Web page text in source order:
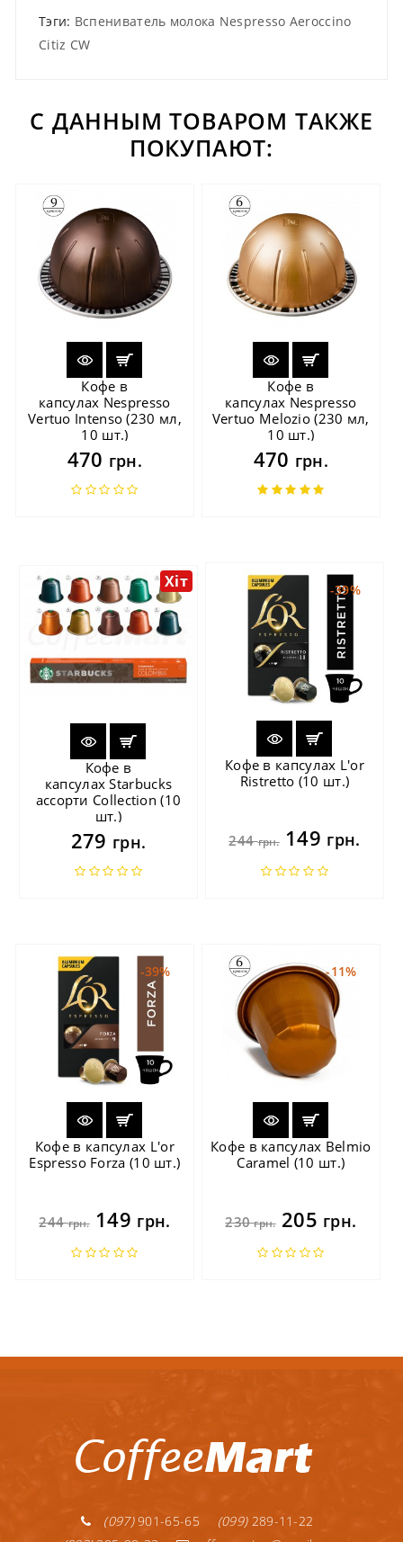
Тэги: Вспениватель молока Nespresso Aeroccino
Citiz CW
С ДАННЫМ ТОВАРОМ ТАКЖЕ
ПОКУПАЮТ:
Кофе в
капсулах Nespresso
Vertuo Intenso (230 мл,
10 шт.)
470 грн.
Кофе в
капсулах Nespresso
Vertuo Melozio (230 мл,
10 шт.)
470 грн.
Хіт
Кофе в
капсулах Starbucks
ассорти Collection (10
шт.)
279 грн.
-39%
Кофе в капсулах L'or
Ristretto (10 шт.)
244грн.149 грн.
-39%
Кофе в капсулах L'or
Espresso Forza (10 шт.)
244грн.149 грн.
-11%
Кофе в капсулах Belmio
Caramel (10 шт.)
230грн.205 грн.
(097)901-65-65 (099)289-11-22